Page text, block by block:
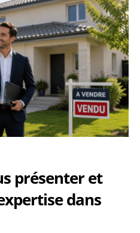
présenter et
dans